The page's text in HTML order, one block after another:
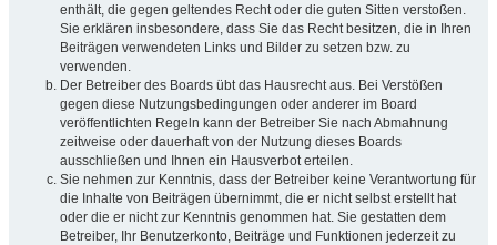
enthält, die gegen geltendes Recht oder die guten Sitten verstoßen.
Sie erklären insbesondere, dass Sie das Recht besitzen, die in Ihren
Beiträgen verwendeten Links und Bilder zu setzen bzw. zu
verwenden.
Der Betreiber des Boards übt das Hausrecht aus. Bei Verstößen
gegen diese Nutzungsbedingungen oder anderer im Board
veröffentlichten Regeln kann der Betreiber Sie nach Abmahnung
zeitweise oder dauerhaft von der Nutzung dieses Boards
ausschließen und Ihnen ein Hausverbot erteilen.
Sie nehmen zur Kenntnis, dass der Betreiber keine Verantwortung für
die Inhalte von Beiträgen übernimmt, die er nicht selbst erstellt hat
oder die er nicht zur Kenntnis genommen hat. Sie gestatten dem
Betreiber, Ihr Benutzerkonto, Beiträge und Funktionen jederzeit zu